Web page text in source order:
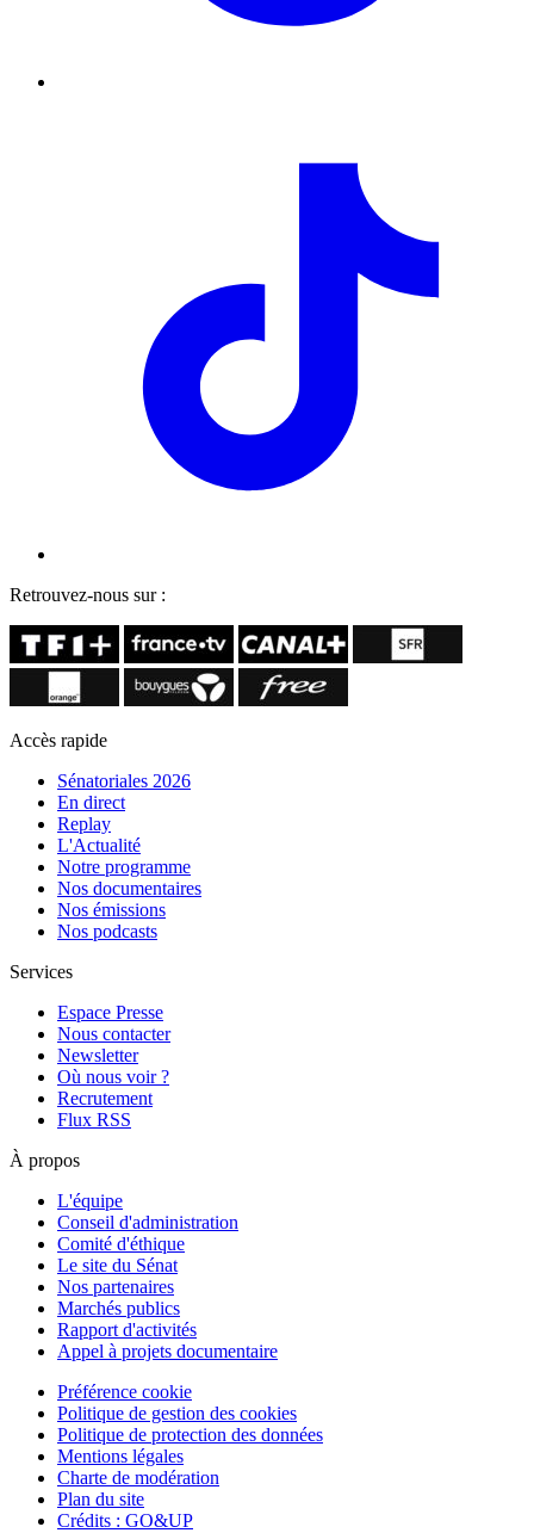
Retrouvez-nous sur :
Accès rapide
Sénatoriales 2026
En direct
Replay
L'Actualité
Notre programme
Nos documentaires
Nos émissions
Nos podcasts
Services
Espace Presse
Nous contacter
Newsletter
Où nous voir ?
Recrutement
Flux RSS
À propos
L'équipe
Conseil d'administration
Comité d'éthique
Le site du Sénat
Nos partenaires
Marchés publics
Rapport d'activités
Appel à projets documentaire
Préférence cookie
Politique de gestion des cookies
Politique de protection des données
Mentions légales
Charte de modération
Plan du site
Crédits : GO&UP